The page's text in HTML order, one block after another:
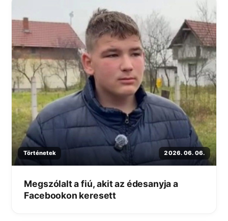
Történetek 2026. 06. 06.
Megszólalt a fiú, akit az édesanyja a
Facebookon keresett